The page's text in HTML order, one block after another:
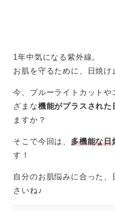
1年中気になる紫外線。
お肌を守るために、日焼け
今、ブルーライトカットや
ざまな機能がプラスされた
ますか？
そこで今回は、 多機能な日
す！
自分のお肌悩みに合った
さいね♪